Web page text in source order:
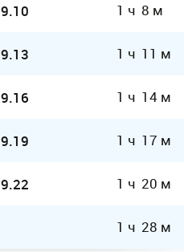
1 ч 8 м
1 ч 11 м
1 ч 14 м
1 ч 17 м
1 ч 20 м
1 ч 28 м